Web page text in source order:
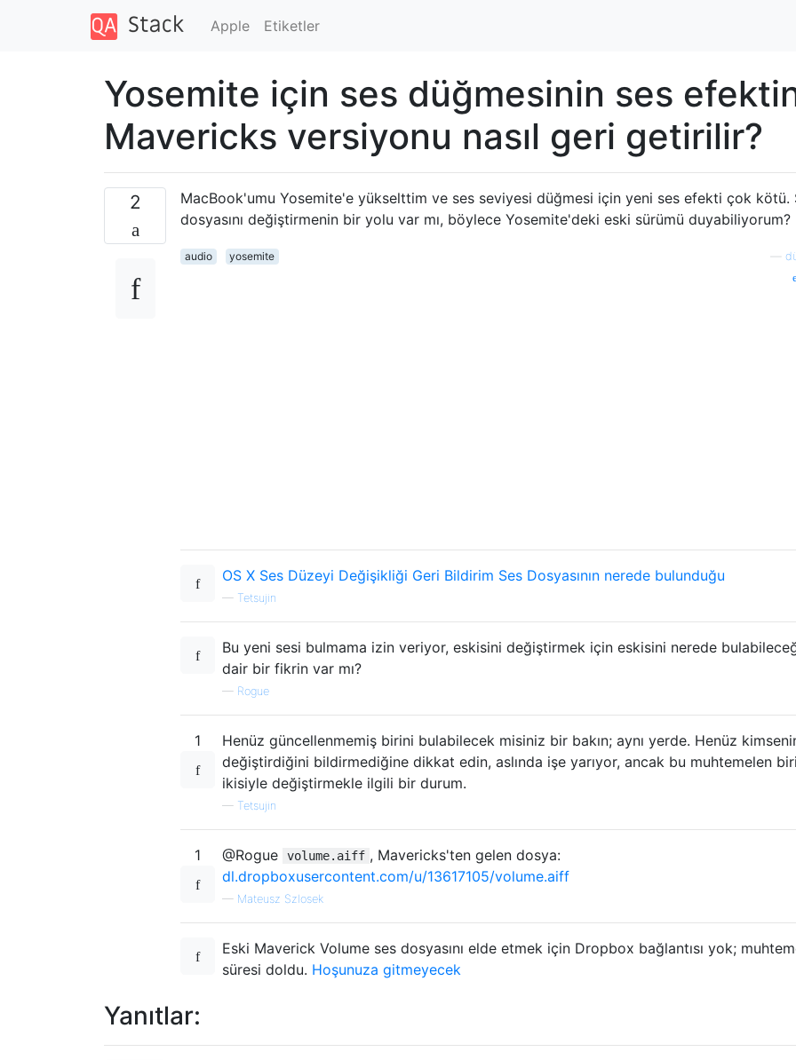
Apple Etiketler
Yosemite için ses düğmesinin ses
Mavericks versiyonu nasıl geri getirilir?
2
MacBook'umu Yosemite'e yükselttim ve ses seviyesi düğmesi için yeni ses efekti çok kötü.
dosyasını değiştirmenin bir yolu var mı, böylece Yosemite'deki eski sürümü duyabiliyorum?
audio yosemite
OS X Ses Düzeyi Değişikliği Geri Bildirim Ses Dosyasının nerede bulunduğu
— Tetsujin
Bu yeni sesi bulmama izin veriyor, eskisini değiştirmek için eskisini nerede
dair bir fikrin var mı?
— Rogue
1
Henüz güncellenmemiş birini bulabilecek misiniz bir bakın; aynı yerde. Henüz
değiştirdiğini bildirmediğine dikkat edin, aslında işe yarıyor, ancak bu muhtemelen
ikisiyle değiştirmekle ilgili bir durum.
— Tetsujin
1 @Rogue volume.aiff , Mavericks'ten gelen dosya:
dl.dropboxusercontent.com/u/13617105/volume.aiff
— Mateusz Szlosek
Eski Maverick Volume ses dosyasını elde etmek için Dropbox bağlantısı yok;
süresi doldu. Hoşunuza gitmeyecek
Yanıtlar: